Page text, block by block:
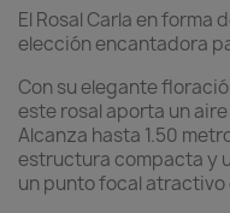
El Rosal Carla en forma
elección encantadora
Con su elegante
este rosal aporta un
Alcanza hasta 1.50
estructura compacta y
un punto focal atractivo